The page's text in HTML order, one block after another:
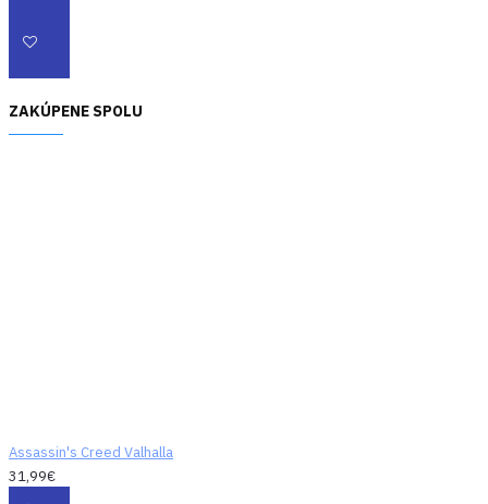
ZAKÚPENE SPOLU
Assassin's Creed Valhalla
31,99€